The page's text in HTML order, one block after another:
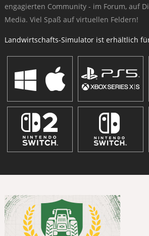
engagierten Community - im Forum, auf
Media. Viel Spaß auf virtuellen Feldern!
Landwirtschafts-Simulator ist erhältlich